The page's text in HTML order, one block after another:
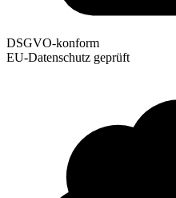
DSGVO-konform
EU-Datenschutz geprüft